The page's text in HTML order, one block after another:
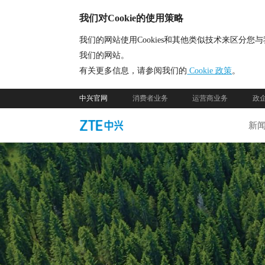
我们对Cookie的使用策略
我们的网站使用Cookies和其他类似技术来区分您
我们的网站。
有关更多信息，请参阅我们的 Cookie 政策。
中兴官网 消费者业务 运营商业务 政
新